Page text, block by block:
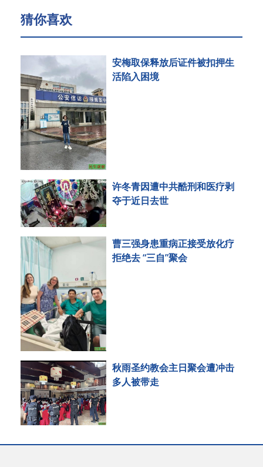
猜你喜欢
安梅取保释放后证件被扣押生
活陷入困境
许冬青因遭中共酷刑和医疗剥
夺于近日去世
曹三强身患重病正接受放化疗
拒绝去 “三自”聚会
秋雨圣约教会主日聚会遭冲击
多人被带走